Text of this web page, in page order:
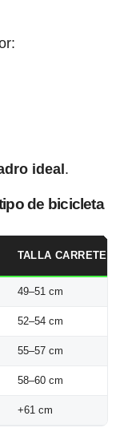
ideal .
de bicicleta
TALLA CARRETERA
49–51 cm
52–54 cm
55–57 cm
58–60 cm
+61 cm